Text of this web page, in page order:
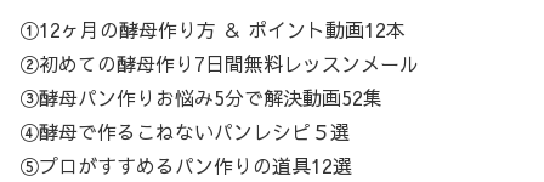
①12ヶ月の酵母作り方 ＆ ポイント動画12本
②初めての酵母作り7日間無料レッスンメール
③酵母パン作りお悩み5分で解決動画52集
④酵母で作るこねないパンレシピ５選
⑤プロがすすめるパン作りの道具12選